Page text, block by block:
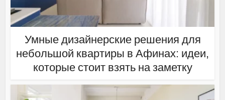
Умные дизайнерские решения для
небольшой квартиры в Афинах: идеи,
которые стоит взять на заметку